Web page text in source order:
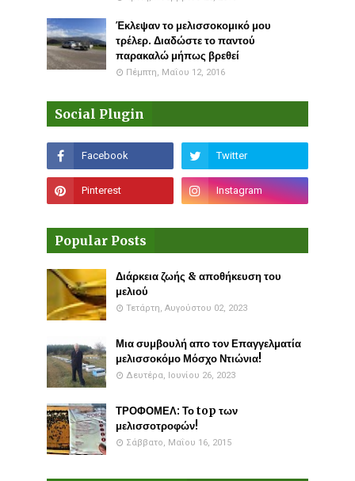
Έκλεψαν το μελισσοκομικό μου
τρέλερ. Διαδώστε το παντού
παρακαλώ μήπως βρεθεί
Πέμπτη, Μαΐου 12, 2016
Social Plugin
Popular Posts
Διάρκεια ζωής & αποθήκευση του
μελιού
Τετάρτη, Αυγούστου 02, 2023
Μια συμβουλή απο τον Επαγγελματία
μελισσοκόμο Μόσχο Ντιώνια!
Δευτέρα, Ιουνίου 26, 2023
ΤΡΟΦΟΜΕΛ: Το top των
μελισσοτροφών!
Σάββατο, Μαΐου 16, 2015